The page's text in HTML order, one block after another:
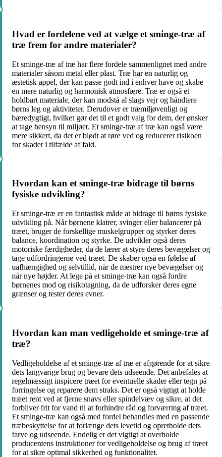
Hvad er fordelene ved at vælge et sminge-træ af
træ frem for andre materialer?
Et sminge-træ af træ har flere fordele sammenlignet med andre
materialer såsom metal eller plast. Træ har en naturlig og
æstetisk appel, der kan passe godt ind i enhver have og skabe
en mere naturlig og harmonisk atmosfære. Træ er også et
holdbart materiale, der kan modstå al slags vejr og håndtere
børns leg og aktiviteter. Derudover er træmiljøvenligt og
bæredygtigt, hvilket gør det til et godt valg for dem, der ønsker
at tage hensyn til miljøet. Et sminge-træ af træ kan også være
mere sikkert, da det er blødt at røre ved og reducerer risikoen
for skader i tilfælde af fald.
Hvordan kan et sminge-træ bidrage til børns
fysiske udvikling?
Et sminge-træ er en fantastisk måde at bidrage til børns fysiske
udvikling på. Når børnene klatrer, svinger eller balancerer på
træet, bruger de forskellige muskelgrupper og styrker deres
balance, koordination og styrke. De udvikler også deres
motoriske færdigheder, da de lærer at styre deres bevægelser og
tage udfordringerne ved træet. De skaber også en følelse af
uafhængighed og selvtillid, når de mestrer nye bevægelser og
når nye højder. At lege på et sminge-træ kan også fordre
børnenes mod og risikotagning, da de udforsker deres egne
grænser og tester deres evner.
Hvordan kan man vedligeholde et sminge-træ af
træ?
Vedligeholdelse af et sminge-træ af træ er afgørende for at sikre
dets langvarige brug og bevare dets udseende. Det anbefales at
regelmæssigt inspicere træet for eventuelle skader eller tegn på
forringelse og reparere dem straks. Det er også vigtigt at holde
træet rent ved at fjerne snavs eller spindelvæv og sikre, at det
forbliver frit for vand til at forhindre råd og forværring af træet.
Et sminge-træ kan også med fordel behandles med en passende
træbeskyttelse for at forlænge dets levetid og opretholde dets
farve og udseende. Endelig er det vigtigt at overholde
producentens instruktioner for vedligeholdelse og brug af træet
for at sikre optimal sikkerhed og funktionalitet.